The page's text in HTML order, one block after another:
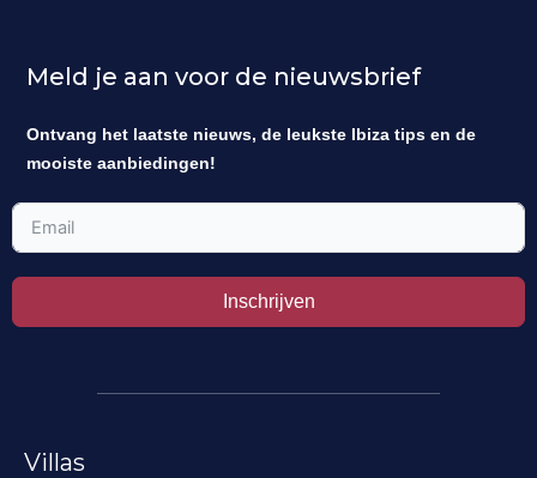
Meld je aan voor de nieuwsbrief
Ontvang het laatste nieuws, de leukste Ibiza tips en de
mooiste aanbiedingen!
Inschrijven
Villas